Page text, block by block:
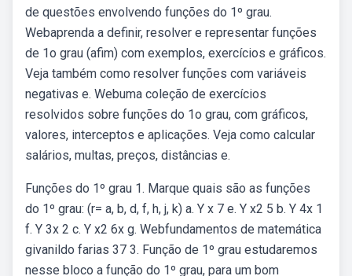
de questões envolvendo funções do 1º grau.
Webaprenda a definir, resolver e representar funções
de 1o grau (afim) com exemplos, exercícios e gráficos.
Veja também como resolver funções com variáveis
negativas e. Webuma coleção de exercícios
resolvidos sobre funções do 1o grau, com gráficos,
valores, interceptos e aplicações. Veja como calcular
salários, multas, preços, distâncias e.
Funções do 1º grau 1. Marque quais são as funções
do 1º grau: (r= a, b, d, f, h, j, k) a. Y x 7 e. Y x2 5 b. Y 4x 1
f. Y 3x 2 c. Y x2 6x g. Webfundamentos de matemática
givanildo farias 37 3. Função de 1º grau estudaremos
nesse bloco a função do 1º grau, para um bom